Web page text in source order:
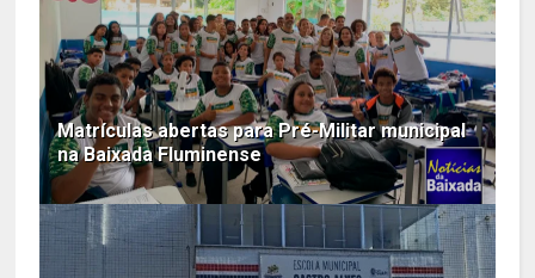
Matrículas abertas para Pré-Militar municipal
na Baixada Fluminense